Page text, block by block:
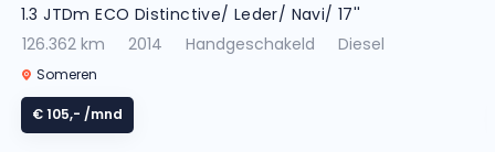
1.3 JTDm ECO Distinctive/ Leder/ Navi/ 17''
126.362 km
2014 Handgeschakeld Diesel
Someren
€ 105,- /mnd